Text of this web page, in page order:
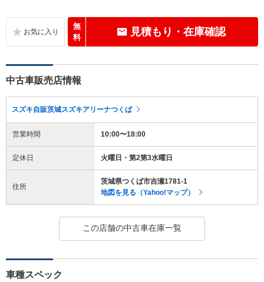
無
料
見積もり・在庫確認
中古車販売店情報
スズキ自販茨城スズキアリーナつくば
営業時間 10:00〜18:00
定休日 火曜日・第2第3水曜日
住所
茨城県つくば市吉瀬1781-1
地図を見る（Yahoo!マップ）
この店舗の中古車在庫一覧
車種スペック